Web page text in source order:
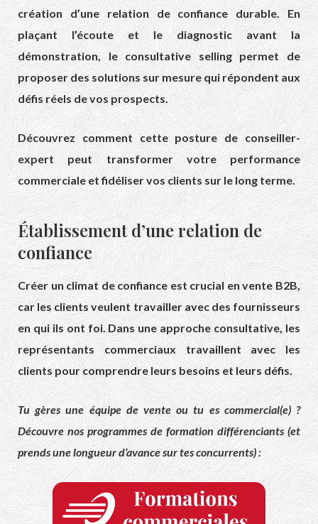
création d’une relation de confiance durable. En
plaçant l’écoute et le diagnostic avant la
démonstration, le consultative selling permet de
proposer des solutions sur mesure qui répondent aux
défis réels de vos prospects.
Découvrez comment cette posture de conseiller-
expert peut transformer votre performance
commerciale et fidéliser vos clients sur le long terme.
Établissement d’une relation de
confiance
Créer un climat de confiance est crucial en vente B2B,
car les clients veulent travailler avec des fournisseurs
en qui ils ont foi. Dans une approche consultative, les
représentants commerciaux travaillent avec les
clients pour comprendre leurs besoins et leurs défis.
Tu gères une équipe de vente ou tu es commercial(e) ?
Découvre nos programmes de formation différenciants (et
prends une longueur d’avance sur tes concurrents) :